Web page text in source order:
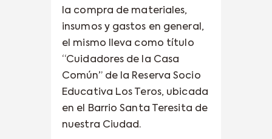
la compra de materiales,
insumos y gastos en general,
el mismo lleva como título
“Cuidadores de la Casa
Común” de la Reserva Socio
Educativa Los Teros, ubicada
en el Barrio Santa Teresita de
nuestra Ciudad.